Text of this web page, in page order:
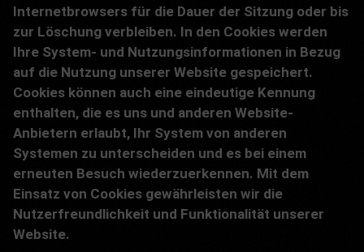
Internetbrowsers für die Dauer der Sitzung oder bis
zur Löschung verbleiben. In den Cookies werden
Ihre System- und Nutzungsinformationen in Bezug
auf die Nutzung unserer Website gespeichert.
Cookies können auch eine eindeutige Kennung
enthalten, die es uns und anderen Website-
Anbietern erlaubt, Ihr System von anderen
Systemen zu unterscheiden und es bei einem
erneuten Besuch wiederzuerkennen. Mit dem
Einsatz von Cookies gewährleisten wir die
Nutzerfreundlichkeit und Funktionalität unserer
Website.